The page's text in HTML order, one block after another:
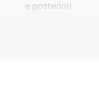
e posteriori